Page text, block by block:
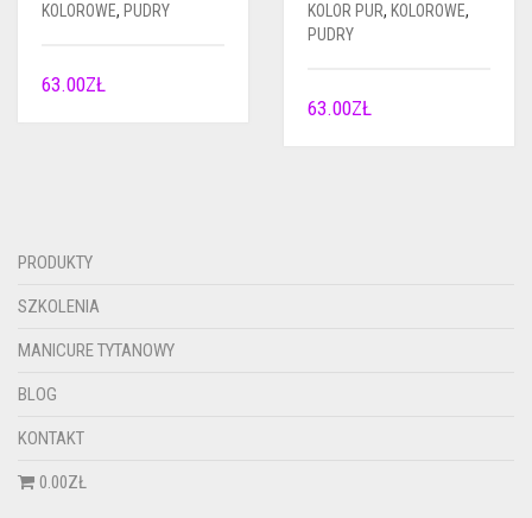
KOLOROWE, PUDRY
63.00ZŁ
KOLOR PUR, KOLOROWE,
PUDRY
63.00ZŁ
PRODUKTY
SZKOLENIA
MANICURE TYTANOWY
BLOG
KONTAKT
0.00ZŁ